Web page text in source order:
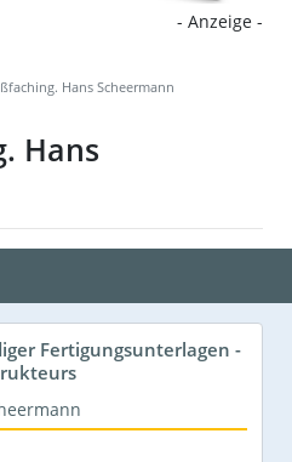
- Anzeige -
Hans Scheermann
Hans
Fertigungsunterlagen -